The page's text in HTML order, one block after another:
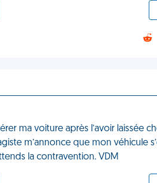
ma voiture après l’avoir laissée
m’annonce que mon véhicule
la contravention. VDM